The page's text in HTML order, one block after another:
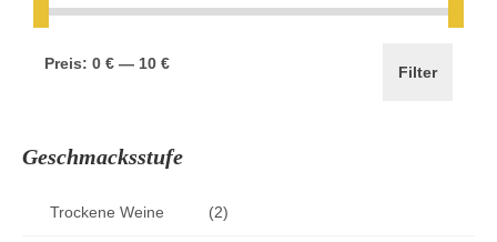
Min.
Max.
Filter
Preis: 0 € — 10 €
Geschmacksstufe
Trockene Weine (2)